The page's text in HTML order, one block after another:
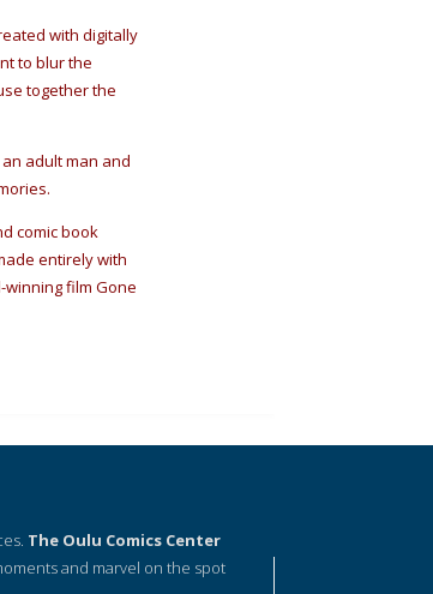
with digitally
to blur the
together the
an adult man and
comic book
entirely with
film Gone
The Oulu Comics Center
and marvel on the spot